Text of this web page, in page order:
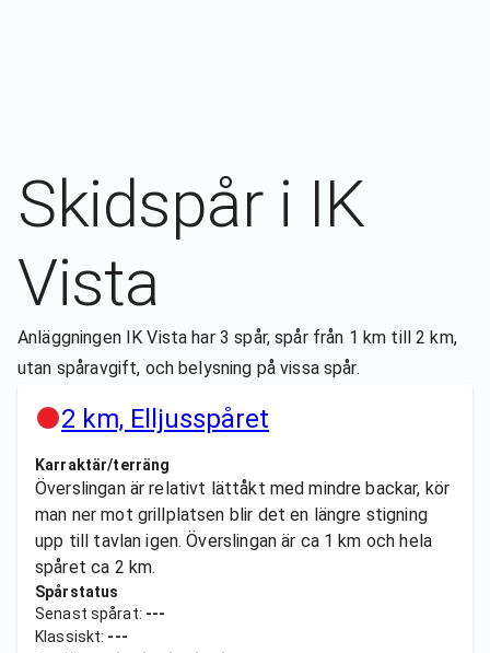
Skidspår i IK
Vista
Anläggningen IK Vista har 3 spår, spår från 1 km till 2 km,
utan spåravgift, och belysning på vissa spår.
2 km, Elljusspåret
Karraktär/terräng
Överslingan är relativt lättåkt med mindre backar, kör
man ner mot grillplatsen blir det en längre stigning
upp till tavlan igen. Överslingan är ca 1 km och hela
spåret ca 2 km.
Spårstatus
Senast spårat: ---
Klassiskt: ---